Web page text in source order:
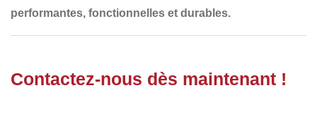
performantes, fonctionnelles et durables.
Contactez-nous dès maintenant !